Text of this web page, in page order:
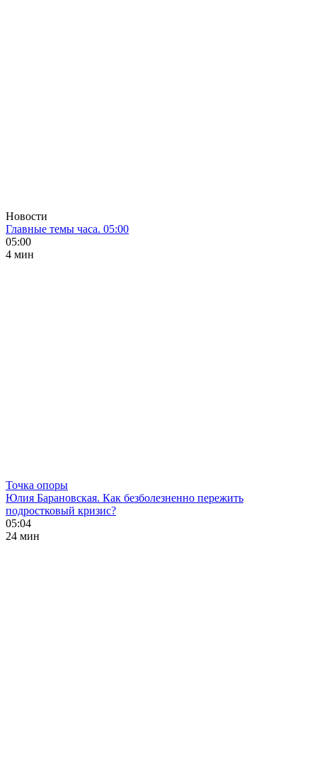
Новости
Главные темы часа. 05:00
05:00
4 мин
Точка опоры
Юлия Барановская. Как безболезненно пережить
подростковый кризис?
05:04
24 мин